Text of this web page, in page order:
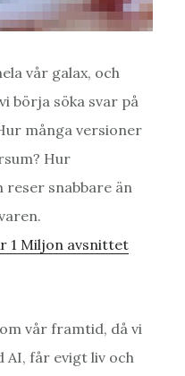
vår galax, och
börja söka svar på
många versioner
Hur
reser snabbare än
1 Miljon avsnittet
vår framtid, då vi
AI, får evigt liv och